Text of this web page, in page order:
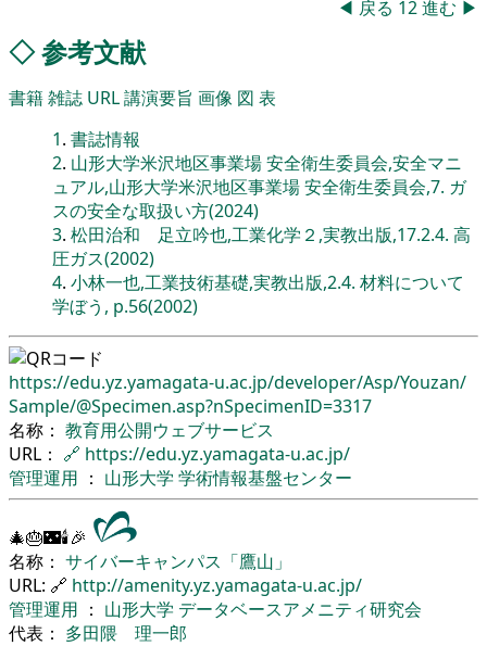
◀ 戻る 12進む ▶
◇参考文献
書籍雑誌 URL講演要旨 画像 図 表
1. 書誌情報
2. 山形大学米沢地区事業場 安全衛生委員会,安全マニ
ュアル,山形大学米沢地区事業場 安全衛生委員会,7. ガ
スの安全な取扱い方(2024)
3. 松田治和 足立吟也,工業化学２,実教出版,17.2.4. 高
圧ガス(2002)
4. 小林一也,工業技術基礎,実教出版,2.4. 材料について
学ぼう, p.56(2002)
https://edu.yz.yamagata-u.ac.jp/developer/Asp/Youzan/
Sample/@Specimen.asp?nSpecimenID=3317
名称： 教育用公開ウェブサービス
URL： 🔗 https://edu.yz.yamagata-u.ac.jp/
管理運用 ： 山形大学 学術情報基盤センター
🎄🎂🌃🕯🎉
名称： サイバーキャンパス「鷹山」
URL: 🔗 http://amenity.yz.yamagata-u.ac.jp/
管理運用 ： 山形大学 データベースアメニティ研究会
代表： 多田隈 理一郎